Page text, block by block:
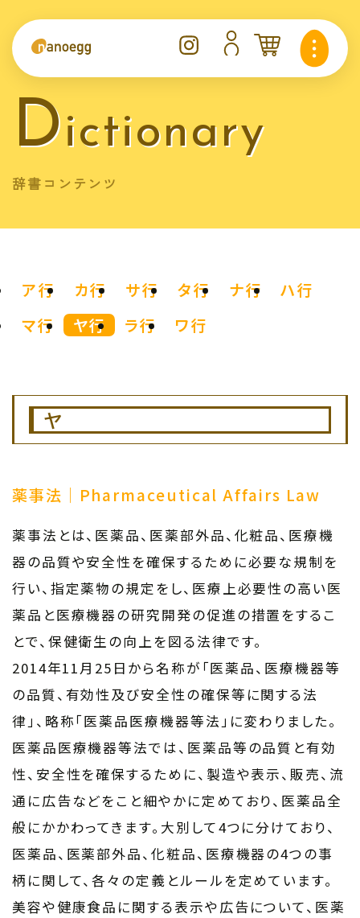
dictionary
辞書コンテンツ
ア行 カ行 サ行 タ行 ナ行
ハ行
マ行
ヤ行 ラ行 ワ行
ヤ
薬事法｜Pharmaceutical Affairs Law
薬事法とは、医薬品、医薬部外品、化粧品、医療機
器の品質や安全性を確保するために必要な規制を
行い、指定薬物の規定をし、医療上必要性の高い医
薬品と医療機器の研究開発の促進の措置をするこ
とで、保健衛生の向上を図る法律です。
2014年11月25日から名称が「医薬品、医療機器等
の品質、有効性及び安全性の確保等に関する法
律」、略称「医薬品医療機器等法」に変わりました。
医薬品医療機器等法では、医薬品等の品質と有効
性、安全性を確保するために、製造や表示、販売、流
通に広告などをこと細やかに定めており、医薬品全
般にかかわってきます。大別して4つに分けており、
医薬品、医薬部外品、化粧品、医療機器の4つの事
柄に関して、各々の定義とルールを定めています。
美容や健康食品に関する表示や広告について、医薬